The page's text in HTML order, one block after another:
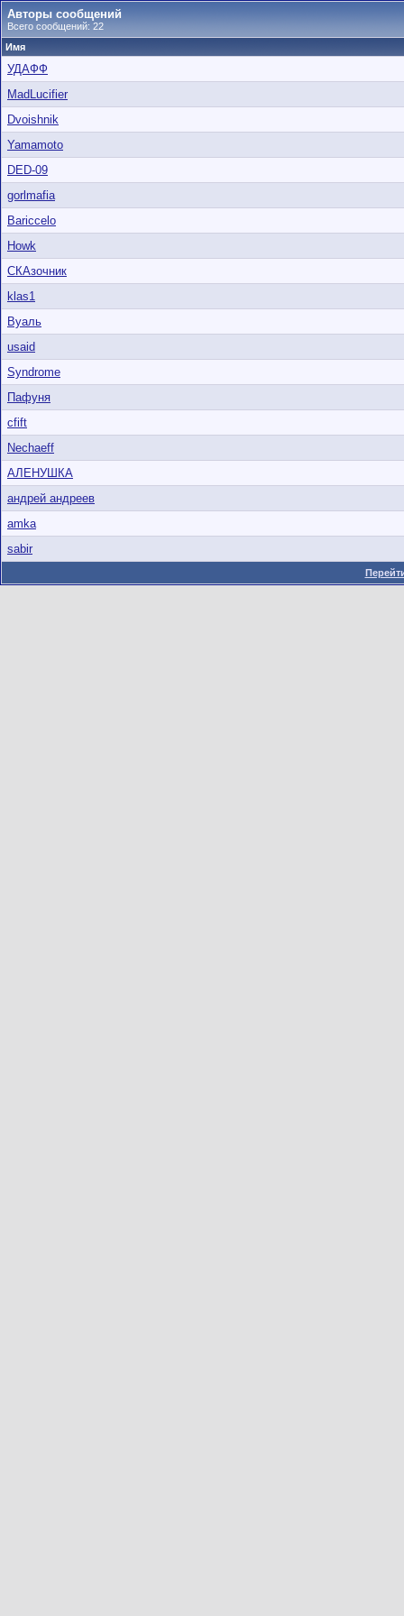
Авторы сообщений
Всего сообщений: 22
Имя
УДАФФ
MadLucifier
Dvoishnik
Yamamoto
DED-09
gorlmafia
Bariccelo
Howk
СКАзочник
klas1
Вуаль
usaid
Syndrome
Пафуня
cfift
Nechaeff
АЛЕНУШКА
андрей андреев
amka
sabir